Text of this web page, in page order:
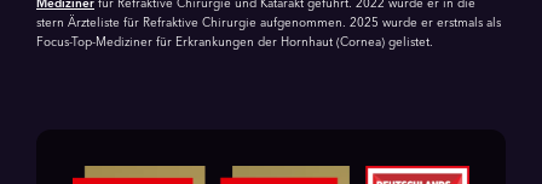
Mediziner für Refraktive Chirurgie und Katarakt geführt. 2022 wurde er in die
stern Ärzteliste für Refraktive Chirurgie aufgenommen. 2025 wurde er erstmals als
Focus-Top-Mediziner für Erkrankungen der Hornhaut (Cornea) gelistet.